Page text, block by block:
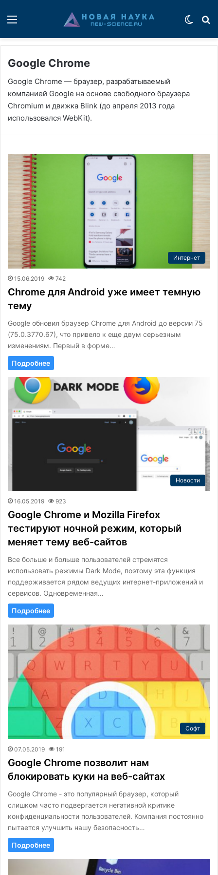
Google Chrome
Google Chrome — браузер, разрабатываемый
компанией Google на основе свободного браузера
Chromium и движка Blink (до апреля 2013 года
использовался WebKit).
Интернет
15.06.2019 742
Chrome для Android уже имеет темную
тему
Google обновил браузер Chrome для Android до версии 75
(75.0.3770.67), что привело к еще двум серьезным
изменениям. Первый в форме…
Подробнее
Новости
16.05.2019 923
Google Chrome и Mozilla Firefox
тестируют ночной режим, который
меняет тему веб-сайтов
Все больше и больше пользователей стремятся
использовать режимы Dark Mode, поэтому эта функция
поддерживается рядом ведущих интернет-приложений и
сервисов. Одновременная…
Подробнее
Софт
07.05.2019 191
Google Chrome позволит нам
блокировать куки на веб-сайтах
Google Chrome - это популярный браузер, который
слишком часто подвергается негативной критике
конфиденциальности пользователей. Компания постоянно
пытается улучшить нашу безопасность…
Подробнее